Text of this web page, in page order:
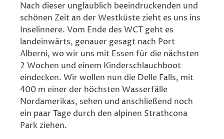
Nach dieser unglaublich beeindruckenden und
schönen Zeit an der Westküste zieht es uns ins
Inselinnere. Vom Ende des WCT geht es
landeinwärts, genauer gesagt nach Port
Alberni, wo wir uns mit Essen für die nächsten
2 Wochen und einem Kinderschlauchboot
eindecken. Wir wollen nun die Delle Falls, mit
400 m einer der höchsten Wasserfälle
Nordamerikas, sehen und anschließend noch
ein paar Tage durch den alpinen Strathcona
Park ziehen.